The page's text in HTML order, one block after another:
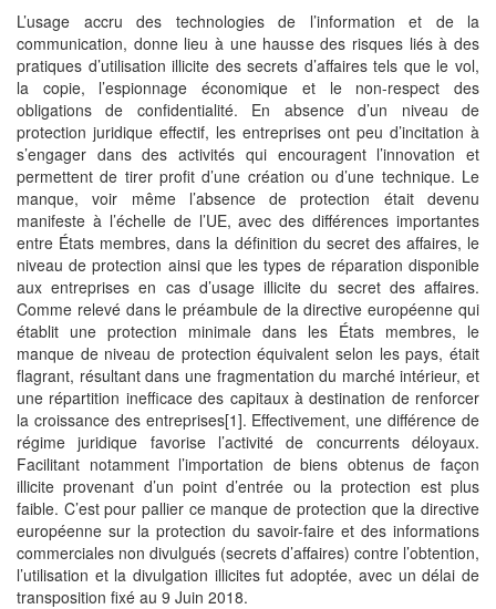
L’usage accru des technologies de l’information et de la
communication, donne lieu à une hausse des risques liés à des
pratiques d’utilisation illicite des secrets d’affaires tels que le vol,
la copie, l’espionnage économique et le non-respect des
obligations de confidentialité. En absence d’un niveau de
protection juridique effectif, les entreprises ont peu d’incitation à
s’engager dans des activités qui encouragent l’innovation et
permettent de tirer profit d’une création ou d’une technique. Le
manque, voir même l’absence de protection était devenu
manifeste à l’échelle de l’UE, avec des différences importantes
entre États membres, dans la définition du secret des affaires, le
niveau de protection ainsi que les types de réparation disponible
aux entreprises en cas d’usage illicite du secret des affaires.
Comme relevé dans le préambule de la directive européenne qui
établit une protection minimale dans les États membres, le
manque de niveau de protection équivalent selon les pays, était
flagrant, résultant dans une fragmentation du marché intérieur, et
une répartition inefficace des capitaux à destination de renforcer
la croissance des entreprises[1]. Effectivement, une différence de
régime juridique favorise l’activité de concurrents déloyaux.
Facilitant notamment l’importation de biens obtenus de façon
illicite provenant d’un point d’entrée ou la protection est plus
faible. C’est pour pallier ce manque de protection que la directive
européenne sur la protection du savoir-faire et des informations
commerciales non divulgués (secrets d’affaires) contre l’obtention,
l’utilisation et la divulgation illicites fut adoptée, avec un délai de
transposition fixé au 9 Juin 2018.